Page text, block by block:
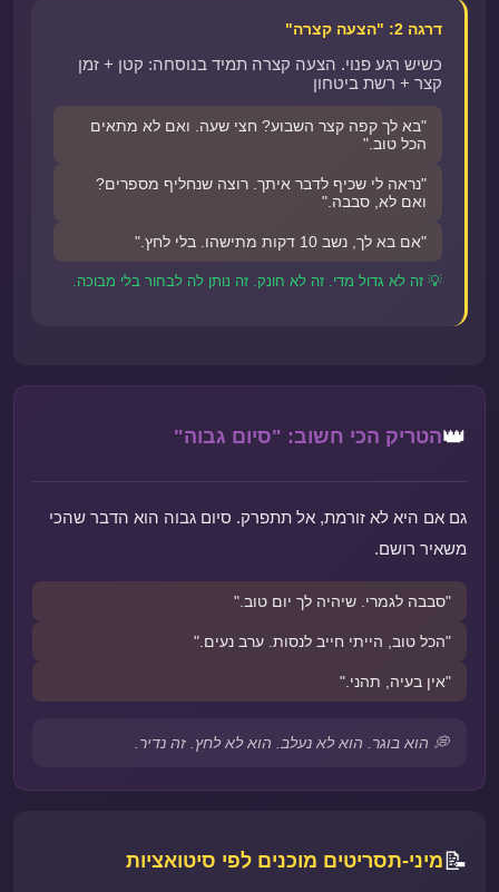
דרגה 2: "הצעה קצרה"
כשיש רגע פנוי. הצעה קצרה תמיד בנוסחה: קטן + זמן
קצר + רשת ביטחון
"בא לך קפה קצר השבוע? חצי שעה. ואם לא מתאים
הכל טוב."
"נראה לי שכיף לדבר איתך. רוצה שנחליף מספרים?
ואם לא, סבבה."
"אם בא לך, נשב 10 דקות מתישהו. בלי לחץ."
💡 זה לא גדול מדי. זה לא חונק. זה נותן לה לבחור בלי מבוכה.
👑הטריק הכי חשוב: "סיום גבוה"
גם אם היא לא זורמת, אל תתפרק. סיום גבוה הוא הדבר שהכי
משאיר רושם.
"סבבה לגמרי. שיהיה לך יום טוב."
"הכל טוב, הייתי חייב לנסות. ערב נעים."
"אין בעיה, תהני."
💭 הוא בוגר. הוא לא נעלב. הוא לא לחץ. זה נדיר.
📝מיני-תסריטים מוכנים לפי סיטואציות